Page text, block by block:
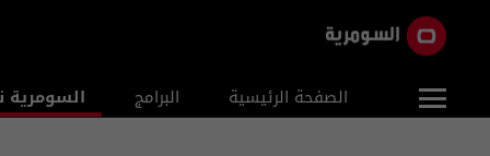
الصفحة الرئيسية البرامج السومرية